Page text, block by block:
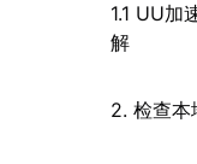
1.1 UU加
解
2. 检查本